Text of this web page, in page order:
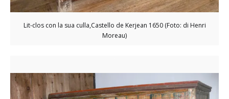
Lit-clos con la sua culla,Castello de Kerjean 1650 (Foto: di Henri
Moreau)